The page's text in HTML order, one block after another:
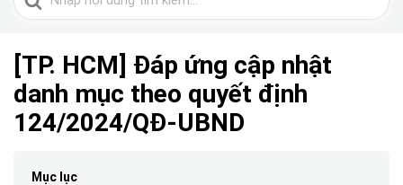
kiếm
[TP. HCM] Đáp ứng cập nhật
danh mục theo quyết định
124/2024/QĐ-UBND
Mục lục